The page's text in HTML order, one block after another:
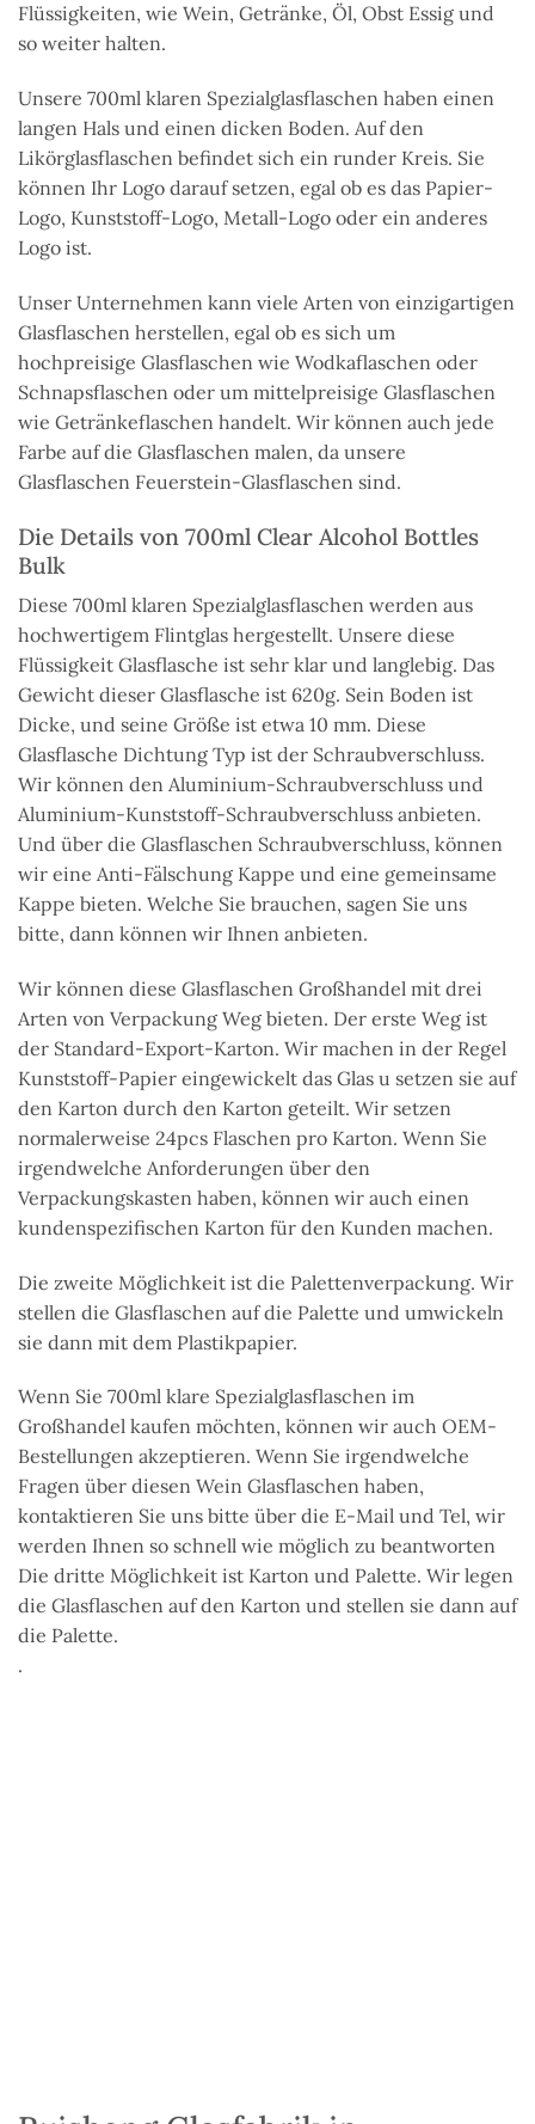
Flüssigkeiten, wie Wein, Getränke, Öl, Obst Essig und
so weiter halten.
Unsere 700ml klaren Spezialglasflaschen haben einen
langen Hals und einen dicken Boden. Auf den
Likörglasflaschen befindet sich ein runder Kreis. Sie
können Ihr Logo darauf setzen, egal ob es das Papier-
Logo, Kunststoff-Logo, Metall-Logo oder ein anderes
Logo ist.
Unser Unternehmen kann viele Arten von einzigartigen
Glasflaschen herstellen, egal ob es sich um
hochpreisige Glasflaschen wie Wodkaflaschen oder
Schnapsflaschen oder um mittelpreisige Glasflaschen
wie Getränkeflaschen handelt. Wir können auch jede
Farbe auf die Glasflaschen malen, da unsere
Glasflaschen Feuerstein-Glasflaschen sind.
Die Details von 700ml Clear Alcohol Bottles
Bulk
Diese 700ml klaren Spezialglasflaschen werden aus
hochwertigem Flintglas hergestellt. Unsere diese
Flüssigkeit Glasflasche ist sehr klar und langlebig. Das
Gewicht dieser Glasflasche ist 620g. Sein Boden ist
Dicke, und seine Größe ist etwa 10 mm. Diese
Glasflasche Dichtung Typ ist der Schraubverschluss.
Wir können den Aluminium-Schraubverschluss und
Aluminium-Kunststoff-Schraubverschluss anbieten.
Und über die Glasflaschen Schraubverschluss, können
wir eine Anti-Fälschung Kappe und eine gemeinsame
Kappe bieten. Welche Sie brauchen, sagen Sie uns
bitte, dann können wir Ihnen anbieten.
Wir können diese Glasflaschen Großhandel mit drei
Arten von Verpackung Weg bieten. Der erste Weg ist
der Standard-Export-Karton. Wir machen in der Regel
Kunststoff-Papier eingewickelt das Glas u setzen sie auf
den Karton durch den Karton geteilt. Wir setzen
normalerweise 24pcs Flaschen pro Karton. Wenn Sie
irgendwelche Anforderungen über den
Verpackungskasten haben, können wir auch einen
kundenspezifischen Karton für den Kunden machen.
Die zweite Möglichkeit ist die Palettenverpackung. Wir
stellen die Glasflaschen auf die Palette und umwickeln
sie dann mit dem Plastikpapier.
Wenn Sie 700ml klare Spezialglasflaschen im
Großhandel kaufen möchten, können wir auch OEM-
Bestellungen akzeptieren. Wenn Sie irgendwelche
Fragen über diesen Wein Glasflaschen haben,
kontaktieren Sie uns bitte über die E-Mail und Tel, wir
werden Ihnen so schnell wie möglich zu beantworten
Die dritte Möglichkeit ist Karton und Palette. Wir legen
die Glasflaschen auf den Karton und stellen sie dann auf
die Palette.
.